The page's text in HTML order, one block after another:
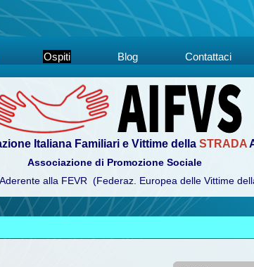
Ospiti Blog Contattaci
Italiana Familiari e Vittime della STRADA
Associazione di Promozione Sociale
Aderente alla FEVR (Federaz. Europea delle Vittime